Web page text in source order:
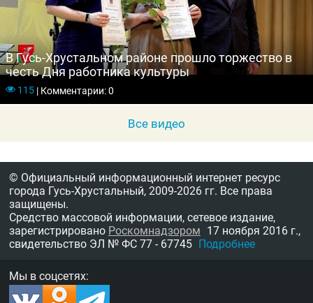
В Гусь-Хрустальном районе прошло торжество в
честь Дня работника культуры
115 |Комментарии: 0
Все видео
© Официальный информационный интернет ресурс
города Гусь-Хрустальный, 2009-2026 гг. Все права
защищены.
Средство массовой информации, сетевое издание,
зарегистрировано Роскомнадзором 17 ноября 2016 г.,
свидетельство ЭЛ № ФС 77 - 67745 Подробнее
Мы в соцсетях: